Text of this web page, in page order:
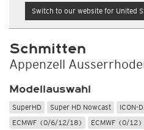
Switch to our website for United
Schmitten
Appenzell
Modellauswahl
SuperHD Super HD Nowcast ICON-
ECMWF (0/6/12/18)
ECMWF (0/12)